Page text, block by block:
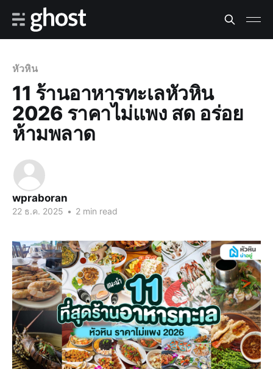
หัวหิน
11 ร้านอาหารทะเลหัวหิน
2026 ราคาไม่แพง สด อร่อย
ห้ามพลาด
wpraboran
22 ธ.ค. 2025 • 2 min read